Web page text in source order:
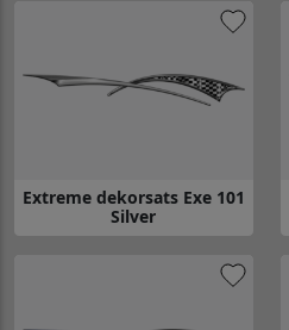
Extreme dekorsats Exe 101
Silver